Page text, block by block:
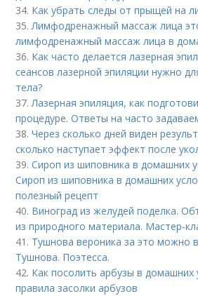
34. Как убрать следы от прыщей на
35.Лимфодренажный массаж лица
лимфодренажный массаж лица в
36. Как часто делается лазерная
сеансов лазерной эпиляции нужно
тела?
37.Лазерная эпиляция, как
процедуре. Ответы на часто
38.Через сколько дней виден
сколько наступает эффект после
39.Сироп из шиповника в домашних
Сироп из шиповника в домашних
полезный рецепт
40. Виноград из желудей поделка.
из природного материала. Мастер-
41. Тушнова вероника за это можно
Тушнова. Поэтесса.
42. Как посолить арбузы в
правила засолки арбузов